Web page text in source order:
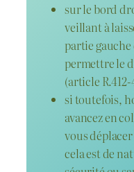
sur le bord
veillant à
partie
permettre le
(article R.412-
si toutefois,
avancez en
vous
cela est de